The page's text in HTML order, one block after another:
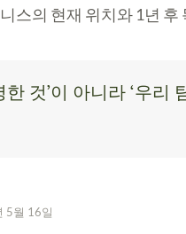
스의 현재 위치와 1년
것’이 아니라 ‘우리
5월 16일